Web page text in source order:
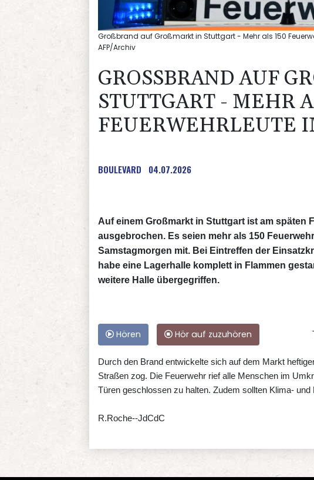
Großbrand auf Großmarkt in Stuttgart - Mehr als 150
AFP/Archiv
GROSSBRAND AUF
UTTGART - MEHR ALS
UERWEHRLEUTE IM
BOULEVARD 04.07.2026
Auf einem Großmarkt in Stuttgart ist am späten
ausgebrochen. Es seien mehr als 150
Samstagmorgen mit. Bei Eintreffen der
habe eine Lagerhalle komplett in Flammen
weitere Halle übergegriffen.
Hören Hör auf zuzuhören
Durch den Brand entwickelte sich auf dem Markt
Straßen zog. Die Feuerwehr rief alle Menschen im
Türen geschlossen zu halten. Zudem sollten Klima-
R.Roche--JdCdC